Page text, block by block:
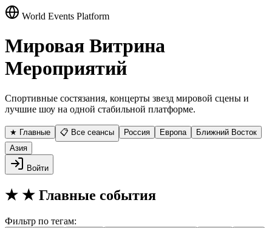
World Events Platform
Мировая Витрина
Мероприятий
Спортивные состязания, концерты звезд мировой сцены и
лучшие шоу на одной стабильной платформе.
★ Главные 📋 Все сеансы Россия Европа
Ближний Восток
Азия
Войти
★ ★ Главные события
Фильтр по тегам: